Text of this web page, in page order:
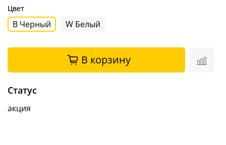
Цвет
B Черный W Белый
В корзину
Статус
акция